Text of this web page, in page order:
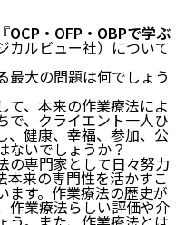
OCP・OFP・OBPで学ぶ
カルビュー社）について
最大の問題は何でしょう
て、本来の作業療法によ
で、クライエント一人ひ
、健康、幸福、参加、公
ないでしょうか？
の専門家として日々努力
本来の専門性を活かすこ
ます。作業療法の歴史が
作業療法らしい評価や介